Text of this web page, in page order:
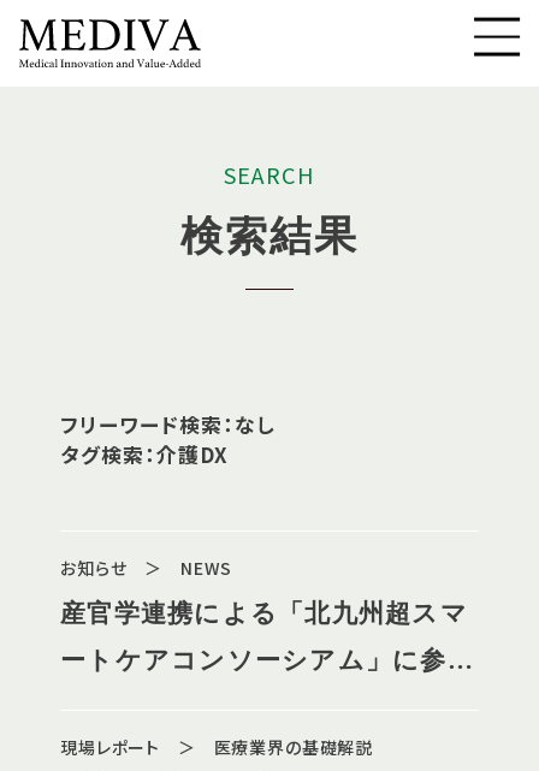
SEARCH
検索結果
フリーワード検索：なし
タグ検索：介護DX
お知らせ ＞ NEWS
産官学連携による「北九州超スマ
ートケアコンソーシアム」に参
ました
現場レポート ＞ 医療業界の基礎解説